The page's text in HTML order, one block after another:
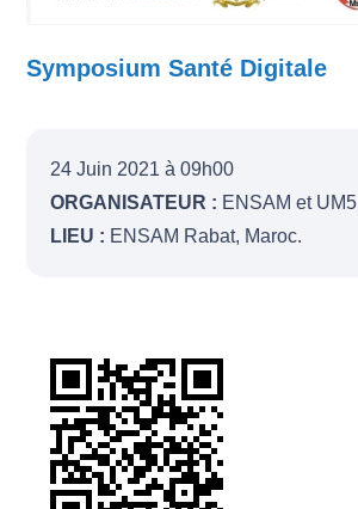
Symposium Santé Digitale
24 Juin 2021 à 09h00
ORGANISATEUR : ENSAM et
LIEU : ENSAM Rabat, Maroc.